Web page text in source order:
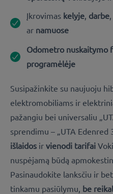
Įkrovimas kelyje darbe
ar namuose
Odometro nuskaitymo
programėlėje
Susipažinkite su naujuoju
elektromobiliams ir
pažangiu bei universaliu
sprendimu – „UTA Edenred
išlaidos ir vienodi tarifai
nuspėjamą būdą
Pasinaudokite lanksčiu ir
tinkamu pasiūlymu, be